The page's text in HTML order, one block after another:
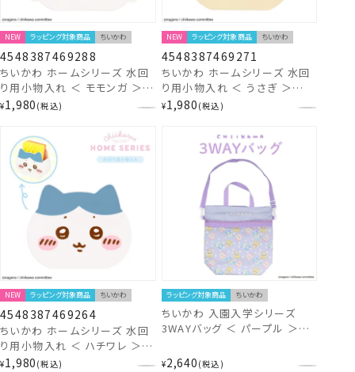
NEW ラッピング対象商品 ちいかわ
4548387469288
ちいかわ ホームシリーズ 水回
り用小物入れ ＜ モモンガ ＞
CW46928 chiikawa
¥1,980 税込
NEW ラッピング対象商品 ちいかわ
4548387469271
ちいかわ ホームシリーズ 水回
り用小物入れ ＜ うさぎ ＞
CW46927 chiikawa
¥1,980 税込
NEW ラッピング対象商品 ちいかわ
4548387469264
ちいかわ ホームシリーズ 水回
り用小物入れ ＜ ハチワレ ＞
CW46926 chiikawa
¥1,980 税込
ラッピング対象商品 ちいかわ
ちいかわ 入園入学シリーズ
3WAYバッグ ＜ パープル ＞
¥2,640 税込